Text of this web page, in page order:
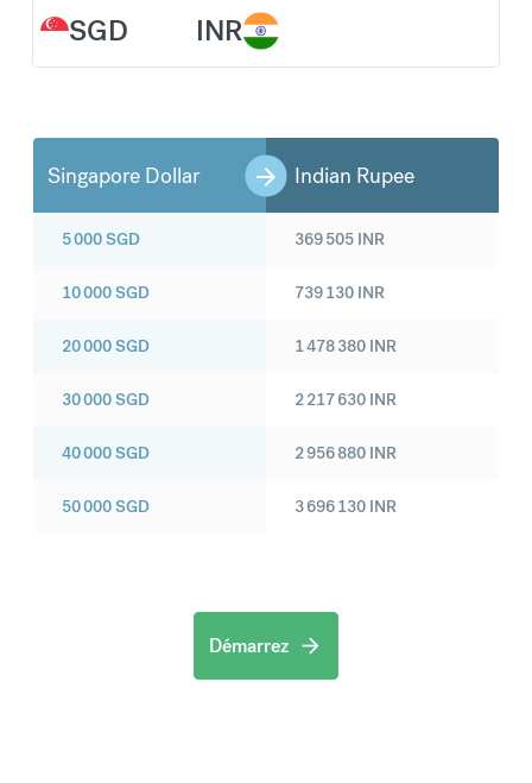
SGD INR
Singapore Dollar Indian Rupee
5 000SGD
10 000SGD
20 000SGD
30 000SGD
40 000SGD
50 000SGD
369 505 INR
739 130 INR
1 478 380 INR
2 217 630 INR
2 956 880 INR
3 696 130 INR
Démarrez